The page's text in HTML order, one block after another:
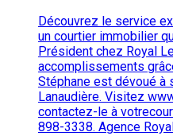
Découvrez le service
un courtier immobilier
Président chez Royal
accomplissements
Stéphane est dévoué à
Lanaudière. Visitez
contactez-le à
898-3338. Agence